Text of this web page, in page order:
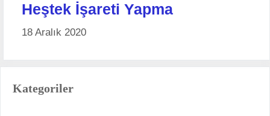
Heştek İşareti Yapma
18 Aralık 2020
Kategoriler